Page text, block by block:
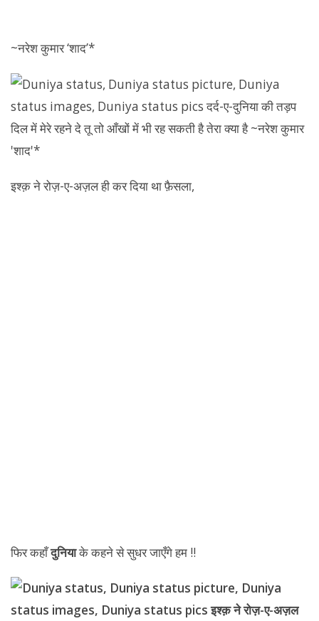
~नरेश कुमार ‘शाद’*
इश्क़ ने रोज़-ए-अज़ल ही कर दिया था फ़ैसला,
फिर कहाँदुनियाके कहने से सुधर जाएँगे हम !!